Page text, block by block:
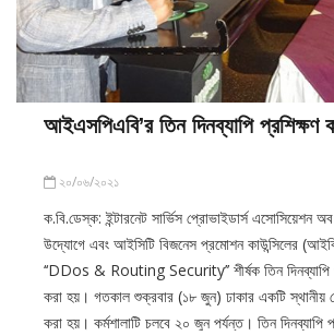
২০/০৬/২০২১
ক.বি.ডেস্ক: ইন্টারনেট সার্ভিস প্রোভাইডার্স এসোসিয়েশন
উদ্যোগে এবং আইসিটি বিজনেস প্রমোশন কাউন্সিলের
‘‘DDos & Routing Security’’ শীর্ষক তিন দিনব্যাপি
করা হয়। গতকাল শুক্রবার (১৮ জুন) ঢাকার একটি স্থানীয়